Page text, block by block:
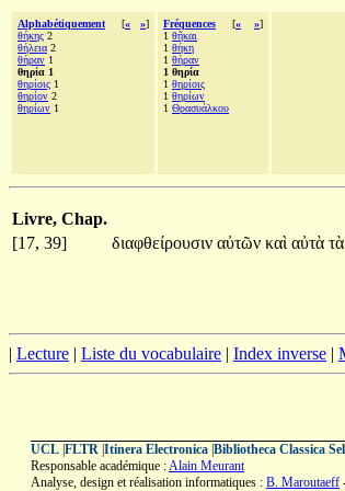
Alphabétiquement [« »]
θήκης 2
θήλεια 2
θήραν 1
θηρία 1
θηρίοις 1
θηρίον 2
θηρίων 1
Fréquences [« »]
1 θῆκαι
1 θήκη
1 θήραν
1 θηρία
1 θηρίοις
1 θηρίων
1 Θρασυάλκου
Livre, Chap.
[17, 39]
διαφθείρουσιν αὐτῶν καὶ αὐτὰ τὰ
| Lecture | Liste du vocabulaire | Index inverse |
UCL FLTR Itinera Electronica Bibliotheca Classica
Responsable académique :Alain Meurant
Analyse, design et réalisation informatiques : B. Maroutaeff